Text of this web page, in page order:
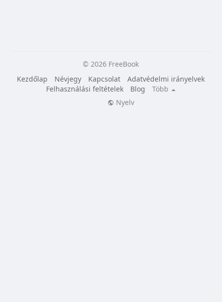
© 2026 FreeBook
Kezdőlap
Névjegy Kapcsolat
Adatvédelmi irányelvek
Felhasználási feltételek
Blog
Több
Nyelv